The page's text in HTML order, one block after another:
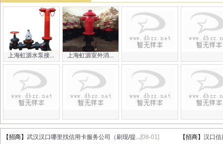
上海虹源水泵接... 上海虹源室外消...
【招商】 武汉汉口哪里找信用卡服务公司（刷现/提...[08-01] 【招商】 汉口信